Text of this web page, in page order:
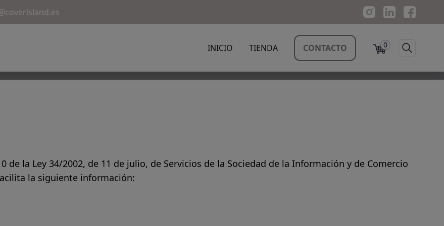
INICIO TIENDA CONTACTO 0
la Ley 34/2002, de 11 de julio, de Servicios de la Sociedad de la Información y de Comercio
la siguiente información: